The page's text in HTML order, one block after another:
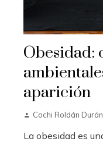
Obesidad:
aparición
Cochi Roldán Durán
La obesidad es